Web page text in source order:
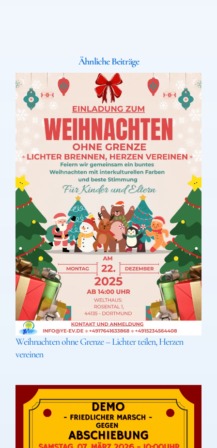
Ähnliche Beiträge
Weihnachten ohne Grenze – Lichter teilen, Herzen
vereinen